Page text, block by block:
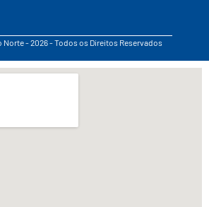
Norte - 2026 - Todos os Direitos Reservados